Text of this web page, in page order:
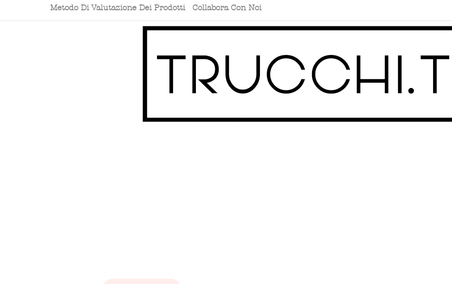
Metodo Di Valutazione Dei Prodotti Collabora Con Noi